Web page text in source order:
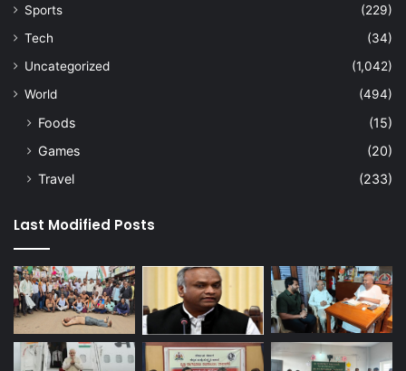
Sports
(229)
Tech
(34)
Uncategorized
(1,042)
World
(494)
Foods
(15)
Games
(20)
Travel
(233)
Last Modified Posts